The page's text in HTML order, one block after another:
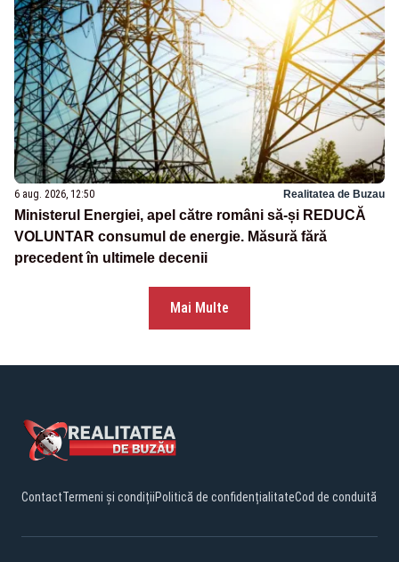
6 aug. 2026, 12:50 Realitatea de Buzau
Ministerul Energiei, apel către români să-și REDUCĂ
VOLUNTAR consumul de energie. Măsură fără
precedent în ultimele decenii
Mai Multe
ContactTermeni și condițiiPolitică de confidențialitateCod de conduită